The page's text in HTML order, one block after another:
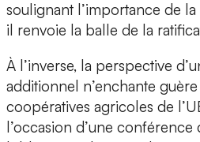
soulignant l’importance de
il renvoie la balle de la
À l’inverse, la perspective
additionnel n’enchante
coopératives agricoles de
l’occasion d’une conférence